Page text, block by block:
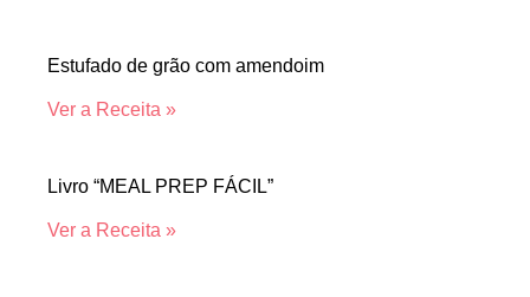
Estufado de grão com amendoim
Ver a Receita »
Livro “MEAL PREP FÁCIL”
Ver a Receita »